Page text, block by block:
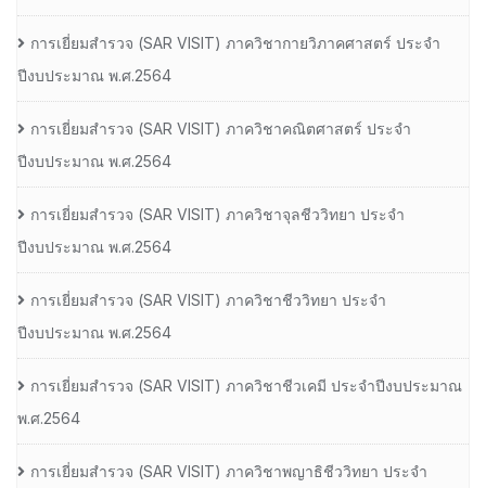
การเยี่ยมสํารวจ (SAR VISIT) ภาควิชากายวิภาคศาสตร์ ประจํา
ปีงบประมาณ พ.ศ.2564
การเยี่ยมสํารวจ (SAR VISIT) ภาควิชาคณิตศาสตร์ ประจํา
ปีงบประมาณ พ.ศ.2564
การเยี่ยมสํารวจ (SAR VISIT) ภาควิชาจุลชีววิทยา ประจํา
ปีงบประมาณ พ.ศ.2564
การเยี่ยมสํารวจ (SAR VISIT) ภาควิชาชีววิทยา ประจํา
ปีงบประมาณ พ.ศ.2564
การเยี่ยมสํารวจ (SAR VISIT) ภาควิชาชีวเคมี ประจําปีงบประมาณ
พ.ศ.2564
การเยี่ยมสํารวจ (SAR VISIT) ภาควิชาพญาธิชีววิทยา ประจํา